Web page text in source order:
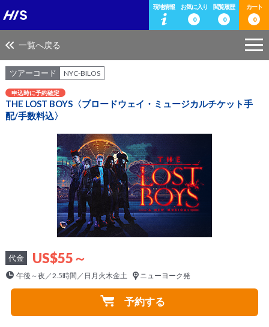
現地情報
お気に入り
0
閲覧履歴
0
カート
0
一覧へ戻る
ツアーコード NYC-BILOS
申込時に予約確定
THE LOST BOYS〈ブロードウェイ・ミュージカルチケット手
配/手数料込〉
代金 US$55～
午後～夜／2.5時間／日月火木金土 ニューヨーク発
予約する